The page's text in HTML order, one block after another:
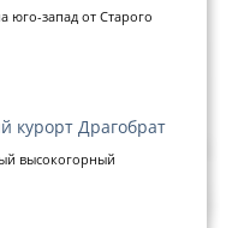
юго-запад от Старого
курорт Драгобрат
высокогорный